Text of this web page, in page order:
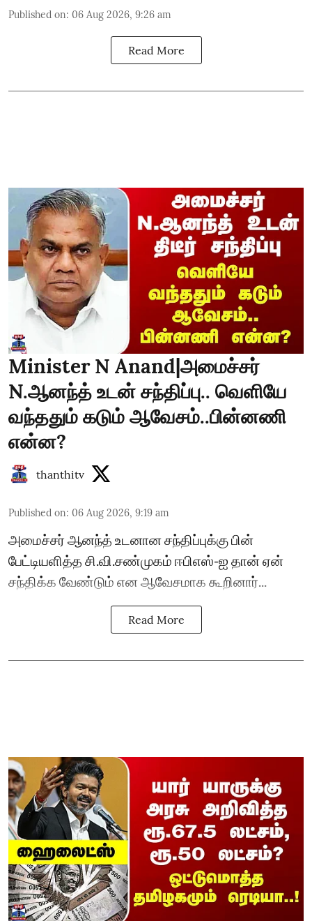
Published on: 06 Aug 2026, 9:26 am
Read More
Minister N Anand|அமைச்சர்
N.ஆனந்த் உடன் சந்திப்பு.. வெளியே
வந்ததும் கடும் ஆவேசம்..பின்னணி
என்ன?
thanthitv
Published on: 06 Aug 2026, 9:19 am
அமைச்சர் ஆனந்த் உடனான சந்திப்புக்கு பின்
பேட்டியளித்த சி.வி.சண்முகம் ஈபிஎஸ்-ஐ தான் ஏன்
சந்திக்க வேண்டும் என ஆவேசமாக கூறினார்...
Read More